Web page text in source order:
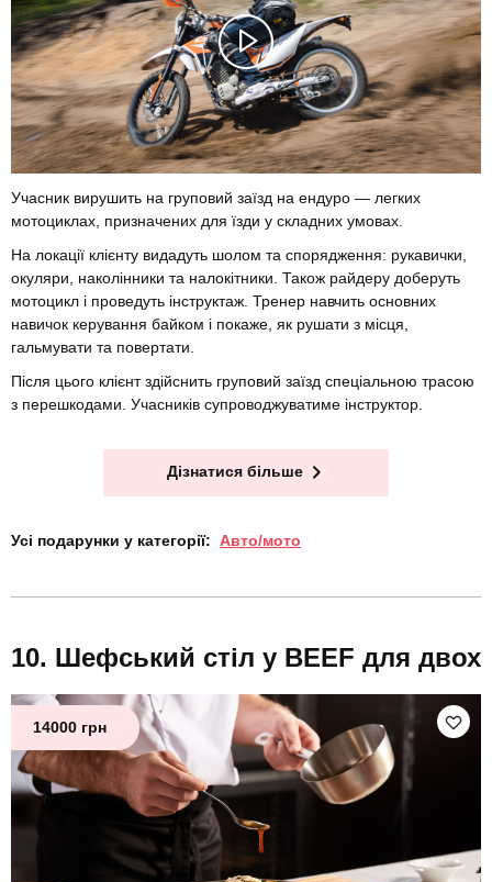
Учасник вирушить на груповий заїзд на ендуро — легких
мотоциклах, призначених для їзди у складних умовах.
На локації клієнту видадуть шолом та спорядження: рукавички,
окуляри, наколінники та налокітники. Також райдеру доберуть
мотоцикл і проведуть інструктаж. Тренер навчить основних
навичок керування байком і покаже, як рушати з місця,
гальмувати та повертати.
Після цього клієнт здійснить груповий заїзд спеціальною трасою
з перешкодами. Учасників супроводжуватиме інструктор.
Дізнатися більше
Усі подарунки у категорії: Авто/мото
Шефський стіл у BEEF для двох
14000 грн